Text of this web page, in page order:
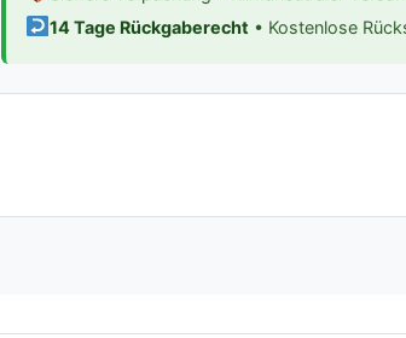
14 Tage Rückgaberecht • Kostenlose